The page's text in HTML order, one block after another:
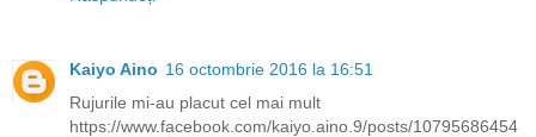
Kaiyo Aino 16 octombrie 2016 la 16:51
Rujurile mi-au placut cel mai mult
https://www.facebook.com/kaiyo.aino.9/posts/10795686454